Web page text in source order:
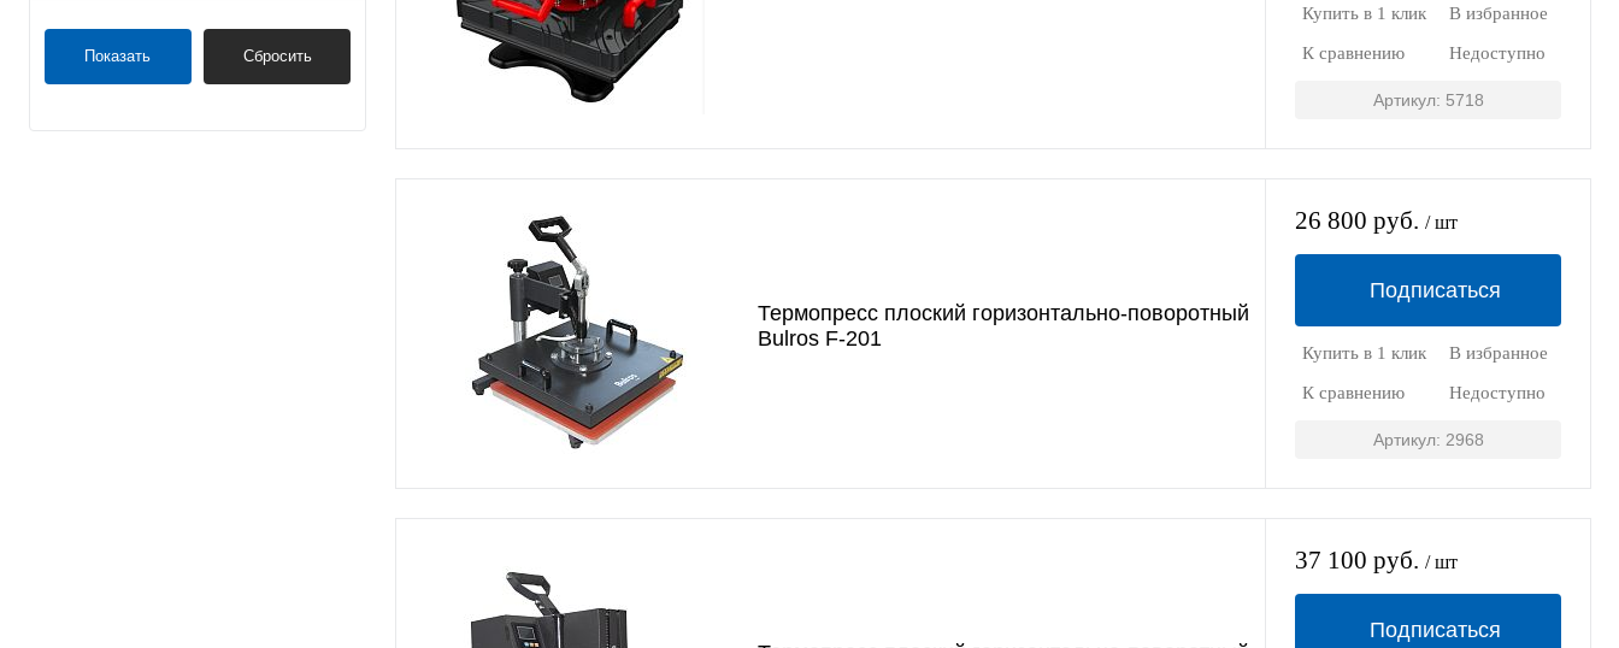
Показать Сбросить
Купить в 1 клик В избранное
К сравнению Недоступно
Артикул: 5718
Термопресс плоский горизонтально-поворотный
Bulros F-201
26 800 руб. / шт
Подписаться
Купить в 1 клик В избранное
К сравнению Недоступно
Артикул: 2968
37 100 руб. / шт
Подписаться